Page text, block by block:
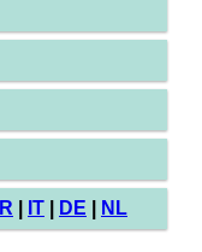
IT DE NL